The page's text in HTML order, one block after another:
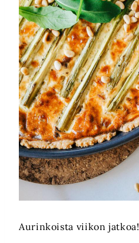
Aurinkoista viikon jatkoa!